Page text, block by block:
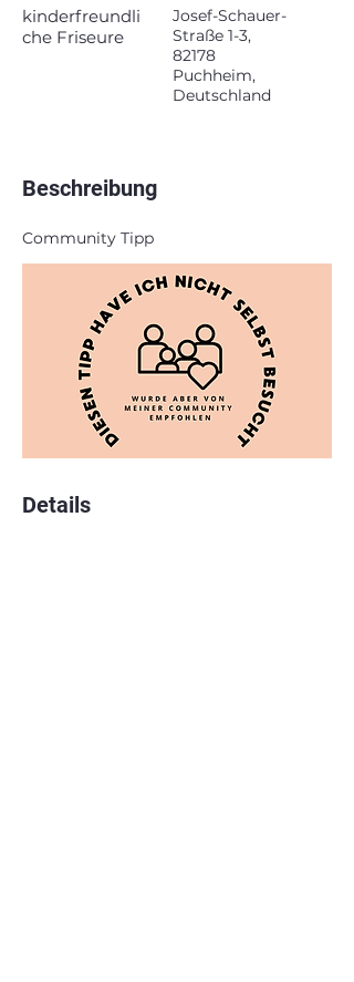
kinderfreundli
che Friseure
Josef-Schauer-
Straße 1-3,
82178
Puchheim,
Deutschland
Beschreibung
Community Tipp
Details